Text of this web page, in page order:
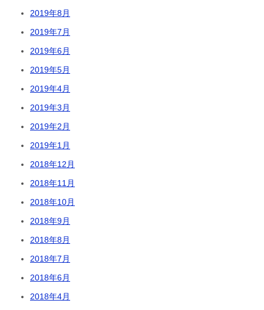
2019年8月
2019年7月
2019年6月
2019年5月
2019年4月
2019年3月
2019年2月
2019年1月
2018年12月
2018年11月
2018年10月
2018年9月
2018年8月
2018年7月
2018年6月
2018年4月